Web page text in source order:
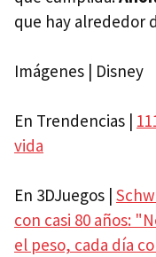
que hay alrededor
Imágenes | Disney
En Trendencias |
vida
En 3DJuegos |
con casi 80 años:
el peso, cada día